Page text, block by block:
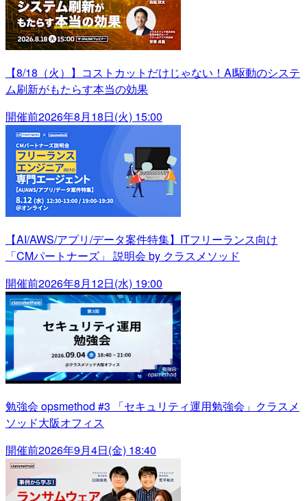
【8/18（火）】コストカットだけじゃない！AI駆動のシステ
ム刷新がもたらす本当の効果
開催前2026年8月18日(火) 15:00
【AI/AWS/アプリ/データ案件特集】ITフリーランス向け
「CMパートナーズ」 説明会 by クラスメソッド
開催前2026年8月12日(水) 19:00
勉強会 opsmethod #3 「セキュリティ運用勉強会」クラスメ
ソッド大阪オフィス
開催前2026年9月4日(金) 18:40